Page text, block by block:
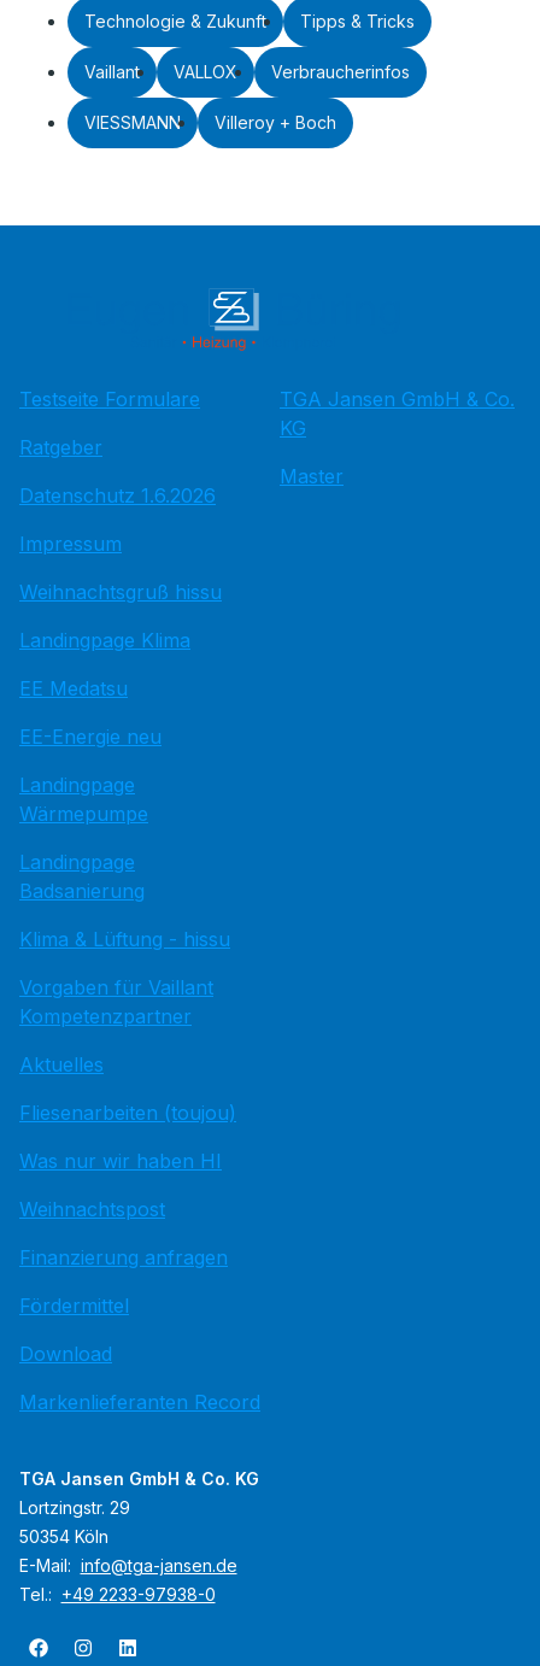
Technologie & Zukunft Tipps & Tricks
Vaillant VALLOX Verbraucherinfos
VIESSMANN Villeroy + Boch
Testseite Formulare
Ratgeber
Datenschutz 1.6.2026
Impressum
Weihnachtsgruß hissu
Landingpage Klima
EE Medatsu
EE-Energie neu
Landingpage
Wärmepumpe
Landingpage
Badsanierung
Klima & Lüftung - hissu
Vorgaben für Vaillant
Kompetenzpartner
Aktuelles
Fliesenarbeiten (toujou)
Was nur wir haben HI
Weihnachtspost
Finanzierung anfragen
Fördermittel
Download
Markenlieferanten Record
TGA Jansen GmbH & Co.
KG
Master
TGA Jansen GmbH & Co. KG
Lortzingstr. 29
50354 Köln
E-Mail: info@tga-jansen.de
Tel.: +49 2233-97938-0